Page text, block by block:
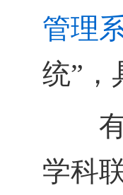
管理
统”，
有
学科